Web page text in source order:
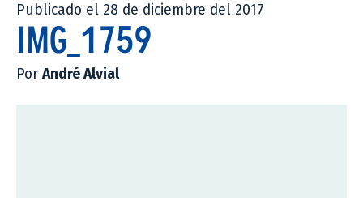
Publicado el 28 de diciembre del 2017
IMG_1759
Por André Alvial